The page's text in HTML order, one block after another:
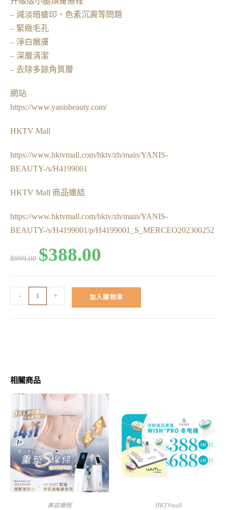
– 減淡暗瘡印、色素沉澱等問題
– 緊緻毛孔
– 淨白嫩膚
– 深層清潔
– 去除多餘角質層
網站
https://www.yanisbeauty.com/
HKTV Mall
https://www.hktvmall.com/hktv/zh/main/YANIS-
BEAUTY-/s/H4199001
HKTV Mall 商品連結
https://www.hktvmall.com/hktv/zh/main/YANIS-
BEAUTY-/s/H4199001/p/H4199001_S_MERCEO202300252
$999.00 $388.00
- + 加入購物車
相關商品
美容療程 HKTVmall